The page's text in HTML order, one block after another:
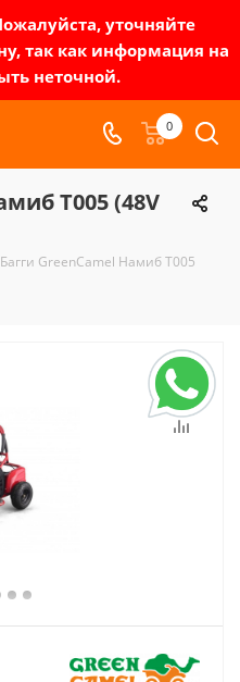
уточняйте
так как информация на
неточной.
0
T005 (48V
Багги GreenCamel Намиб T005